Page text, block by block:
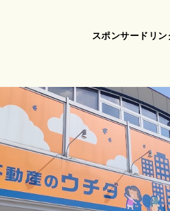
スポンサードリン